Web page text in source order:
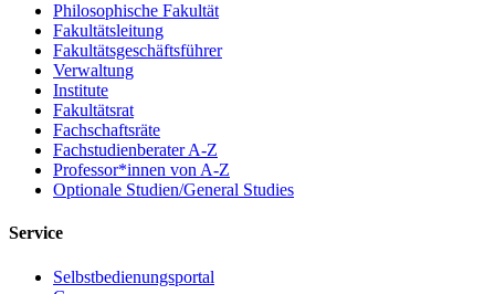
Philosophische Fakultät
Fakultätsleitung
Fakultätsgeschäftsführer
Verwaltung
Institute
Fakultätsrat
Fachschaftsräte
Fachstudienberater A-Z
Professor*innen von A-Z
Optionale Studien/General Studies
Service
Selbstbedienungsportal